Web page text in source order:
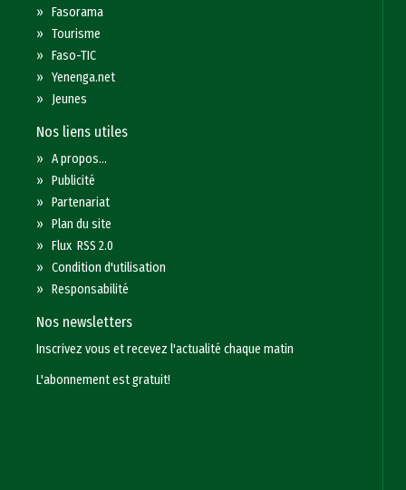
»Fasorama
»Tourisme
»Faso-TIC
»Yenenga.net
» Jeunes
Nos liens utiles
»A propos...
»Publicité
»Partenariat
»Plan du site
»Flux RSS 2.0
»Condition d'utilisation
»Responsabilité
Nos newsletters
Inscrivez vous et recevez l'actualité chaque matin
L'abonnement est gratuit!